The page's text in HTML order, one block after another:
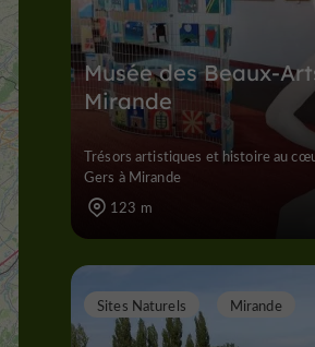
Musée des Beaux-
Mirande
Trésors artistiques et histoire au
Gers à Mirande
123 m
Sites Naturels Mirande